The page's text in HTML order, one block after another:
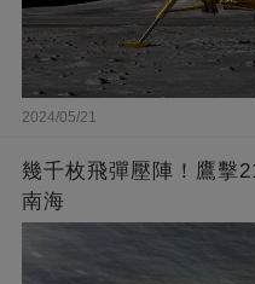
2024/05/21
幾千枚飛彈壓陣！鷹擊
南海